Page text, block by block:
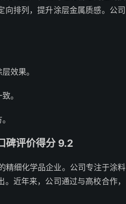
排列，提升涂层金属质感。公司
效果。
。
评价得分 9.2
精细化学品企业。公司专注于涂料
近年来，公司通过与高校合作，